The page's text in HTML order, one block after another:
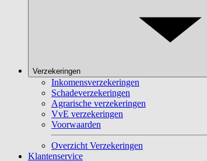
Verzekeringen
Inkomensverzekeringen
Schadeverzekeringen
Agrarische verzekeringen
VvE verzekeringen
Voorwaarden
Overzicht Verzekeringen
Klantenservice